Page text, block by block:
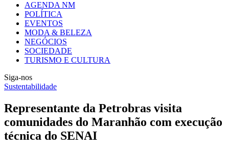
AGENDA NM
POLÍTICA
EVENTOS
MODA & BELEZA
NEGÓCIOS
SOCIEDADE
TURISMO E CULTURA
Siga-nos
Sustentabilidade
Representante da Petrobras visita
comunidades do Maranhão com execução
técnica do SENAI